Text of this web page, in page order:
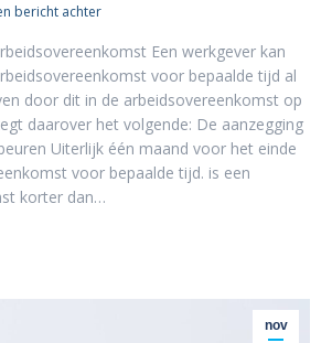
bericht achter
Een werkgever kan
voor bepaalde tijd al
door dit in de arbeidsovereenkomst op
daarover het volgende: De aanzegging
Uiterlijk één maand voor het einde
voor bepaalde tijd. is een
korter dan…
nov